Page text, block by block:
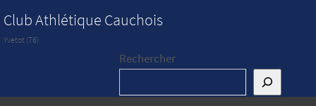
vers
le
Club Athlétique Cauchois
Yvetot (76)
Rechercher